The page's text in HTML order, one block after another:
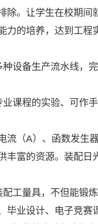
除。让学生在校期
的培养，达到工程
设备生产流水线，
课程的实验、可作
流（A）、函数发生
丰富的资源。装配
工量具，不但能锻
毕业设计、电子竞赛